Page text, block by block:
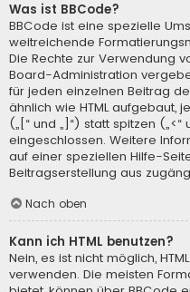
Was ist BBCode?
BBCode ist eine spezielle
weitreichende
Die Rechte zur Verwendung
Board-Administration
für jeden einzelnen Beitrag
ähnlich wie HTML aufgebaut,
(„[“ und „]“) statt spitzen („<“
eingeschlossen. Weitere
auf einer speziellen Hilfe-
Beitragserstellung aus
Nach oben
Kann ich HTML benutzen?
Nein, es ist nicht möglich,
verwenden. Die meisten